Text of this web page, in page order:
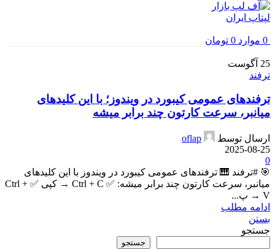
0 موارد 0 تومان
25 آگوست
ترفند
ترفندهای عمومی کیبورد در ویندوز؛ با این کلیدهای
میانبر، سرعت کارتون چند برابر میشه
ارسال توسط
oflap
2025-08-25
0
🎯 #ترفند 🎹 ترفندهای عمومی کیبورد در ویندوز با این کلیدهای
میانبر، سرعت کارتون چند برابر میشه: ✅ Ctrl + C → کپی ✅ Ctrl +
V → پ...
ادامه مطلب
بستن
جستجو
جستجو